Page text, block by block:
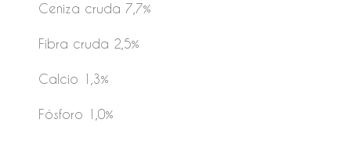
Ceniza cruda 7,7%
Fibra cruda 2,5%
Calcio 1,3%
Fósforo 1,0%